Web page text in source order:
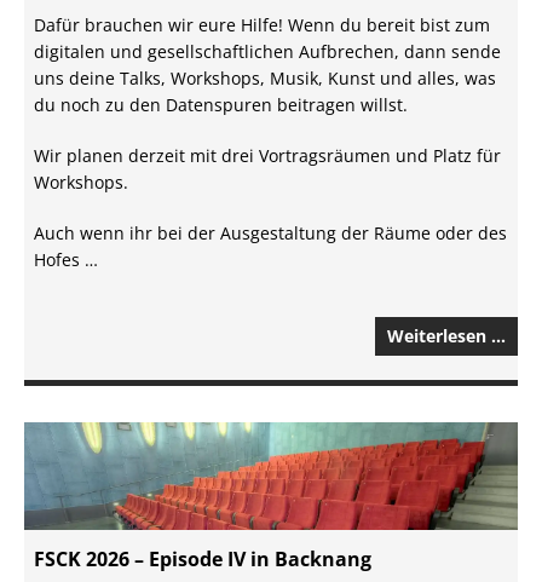
Dafür brauchen wir eure Hilfe! Wenn du bereit bist zum
digitalen und gesellschaftlichen Aufbrechen, dann sende
uns deine Talks, Workshops, Musik, Kunst und alles, was
du noch zu den Datenspuren beitragen willst.
Wir planen derzeit mit drei Vortragsräumen und Platz für
Workshops.
Auch wenn ihr bei der Ausgestaltung der Räume oder des
Hofes …
Weiterlesen …
FSCK 2026 – Episode IV in Backnang